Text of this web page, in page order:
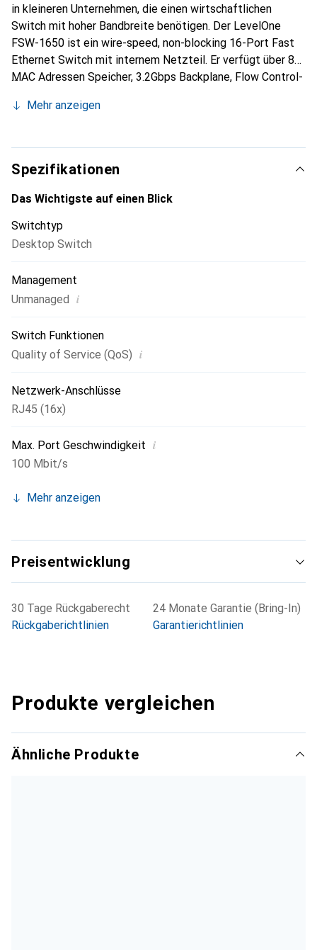
in kleineren Unternehmen, die einen wirtschaftlichen
Switch mit hoher Bandbreite benötigen. Der LevelOne
FSW-1650 ist ein wire-speed, non-blocking 16-Port Fast
Ethernet Switch mit internem Netzteil. Er verfügt über 8K
MAC Adressen Speicher, 3.2Gbps Backplane, Flow Control-
Negotiation und Auto-MDI/MDI-X.
Mehr anzeigen
Spezifikationen
Das Wichtigste auf einen Blick
Switchtyp
Desktop Switch
Management
Unmanaged i
Switch Funktionen
Quality of Service (QoS) i
Netzwerk-Anschlüsse
RJ45 (16x)
Max. Port Geschwindigkeit i
100 Mbit/s
Mehr anzeigen
Preisentwicklung
30 Tage Rückgaberecht
Rückgaberichtlinien
24 Monate Garantie (Bring-In)
Garantierichtlinien
Produkte vergleichen
Ähnliche Produkte